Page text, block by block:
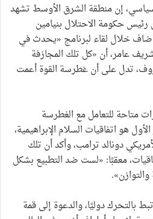
إن منطقة الشرق الأوسط تشهد
رئيس حكومة الاحتلال بنيامين
خلال لقاء لبرنامج «يحدث في
عامر، أن «كل تلك المجازفة
تدل على أن غطرسة القوة أعمت
متاحة للتعامل مع الغطرسة
هو اتفاقيات السلام الإبراهيمية،
دونالد ترامب، وأكد أن تلك
معقبًا: «لست ضد التطبيع بشكل
بالتحرك دوليًا، والدعوة إلى قمة